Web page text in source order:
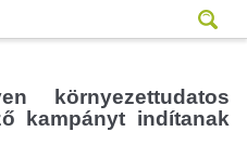
környezettudatos
kampányt indítanak